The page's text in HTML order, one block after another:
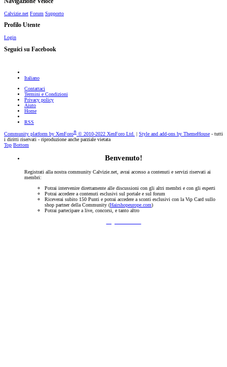
Calvizie.net Forum Supporto
Profilo Utente
Login
Seguici su Facebook
Italiano
Contattaci
Termini e Condizioni
Privacy policy
Aiuto
Home
RSS
Community platform by XenForo® © 2010-2022 XenForo Ltd. | Style and add-ons by ThemeHouse - tutti
i diritti riservati - riproduzione anche parziale vietata
Top Bottom
Benvenuto!
Registrati alla nostra community Calvizie.net, avrai accesso a contenuti e servizi riservati ai
membri:
Potrai intervenire direttamente alle discussioni con gli altri membri e con gli esperti
Potrai accedere a contenuti esclusivi sul portale e sul forum
Riceverai subito 150 Punti e potrai accedere a sconti esclusivi con la Vip Card sullo
shop partner della Community (Hairshopeurope.com)
Potrai partecipare a live, concorsi, e tanto altro